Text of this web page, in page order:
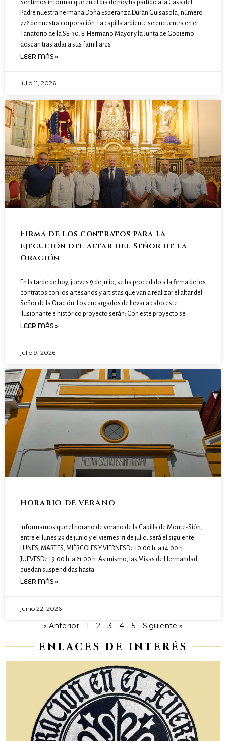
Sentimos informar que en el día de hoy ha partido a la Casa del
Padre nuestra hermana Doña Esperanza Durán Guisasola, número
772 de nuestra corporación. La capilla ardiente se encuentra en el
Tanatorio de la SE-30. El Hermano Mayor y la Junta de Gobierno
desean trasladar a sus familiares
LEER MÁS »
julio 11, 2026
Firma de los contratos para la
ejecución del altar del Señor de la
Oración
En la tarde de hoy, jueves 9 de julio, se ha procedido a la firma de los
contratos con los artesanos y artistas que van a realizar el altar del
Señor de la Oración. Los encargados de llevar a cabo este
ilusionante e histórico proyecto serán: Con este proyecto se
LEER MÁS »
julio 9, 2026
HORARIO DE VERANO
Informamos que el horario de verano de la Capilla de Monte-Sión,
entre el lunes 29 de junio y el viernes 31 de julio, será el siguiente:
LUNES, MARTES, MIÉRCOLES Y VIERNESDe 10:00 h. a 14:00 h.
JUEVESDe 19:00 h. a 21:00 h. Asimismo, las Misas de Hermandad
quedan suspendidas hasta
LEER MÁS »
junio 22, 2026
« Anterior 1 2 3 4 5 Siguiente »
ENLACES DE INTERÉS